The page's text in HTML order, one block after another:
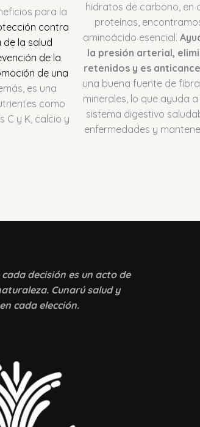
para la
contra
de la salud
de la
de una
es una
como
C y K, calcio y
hidratos de carbono, en
proteínas,
aminoácido esencial.
la presión arterial,
retenidos y es
una buena fuente de
minerales, lo que ayuda
sistema digestivo
enfermedades y
cada decisión es un acto de
Cunarú salud y
cada elección.